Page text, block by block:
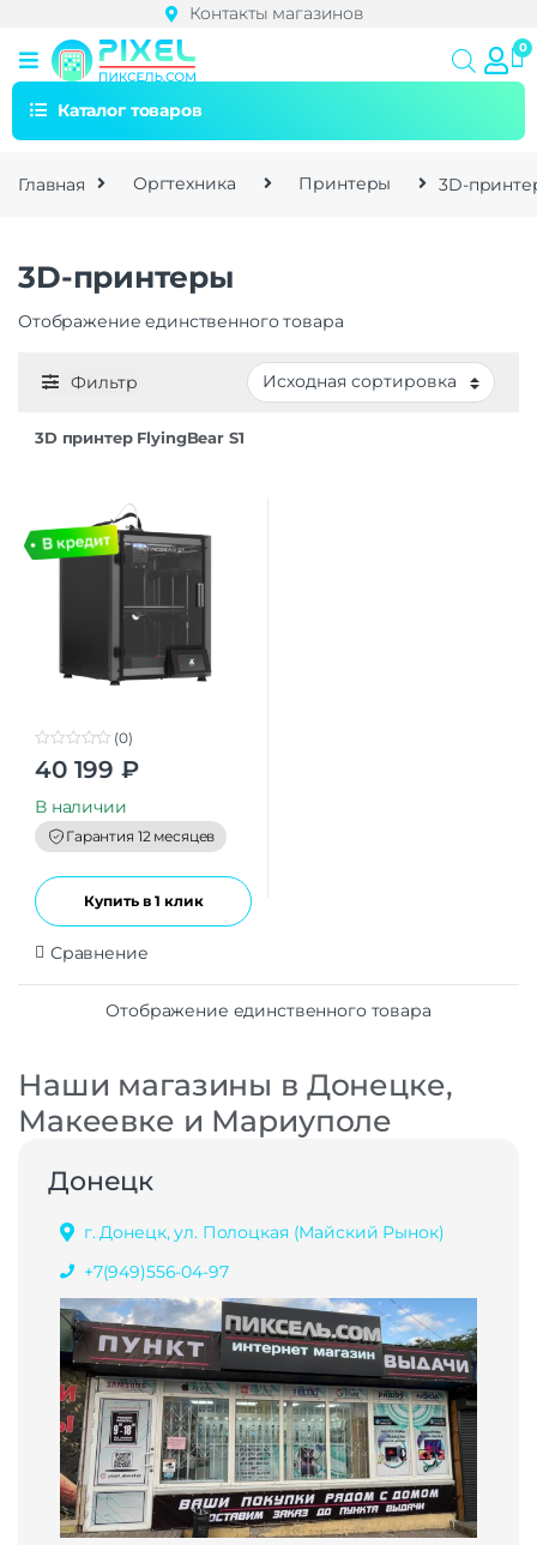
Контакты магазинов
Каталог товаров
Главная Оргтехника Принтеры 3D-
3D-принтеры
Отображение единственного товара
Фильтр
3D принтер FlyingBear S1
o
t
o
f
5
(0)
40 199 ₽
В наличии
Гарантия 12 месяцев
Купить в 1 клик
Сравнение
Отображение единственного товара
Наши магазины в Донецке,
Макеевке и Мариуполе
Донецк
г. Донецк, ул. Полоцкая (Майский Рынок)
+7(949)556-04-97